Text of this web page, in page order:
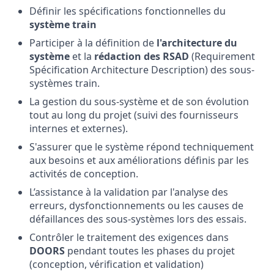
Définir les spécifications fonctionnelles du
système train
Participer à la définition de l'architecture du
système et la rédaction des RSAD (Requirement
Spécification Architecture Description) des sous-
systèmes train.
La gestion du sous-système et de son évolution
tout au long du projet (suivi des fournisseurs
internes et externes).
S'assurer que le système répond techniquement
aux besoins et aux améliorations définis par les
activités de conception.
L’assistance à la validation par l'analyse des
erreurs, dysfonctionnements ou les causes de
défaillances des sous-systèmes lors des essais.
Contrôler le traitement des exigences dans
DOORS pendant toutes les phases du projet
(conception, vérification et validation)